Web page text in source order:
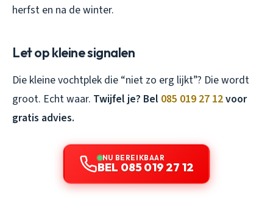
herfst en na de winter.
Let op kleine signalen
Die kleine vochtplek die “niet zo erg lijkt”? Die wordt
groot. Echt waar. Twijfel je? Bel 085 019 27 12voor
gratis advies.
NU BEREIKBAAR
BEL 085 019 27 12